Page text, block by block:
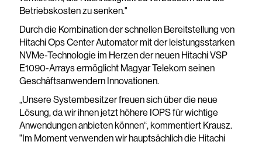
Betriebskosten zu senken."
Durch die Kombination der schnellen Bereitstellung von
Hitachi Ops Center Automator mit der leistungsstarken
NVMe-Technologie im Herzen der neuen Hitachi VSP
E1090-Arrays ermöglicht Magyar Telekom seinen
Geschäftsanwendern Innovationen.
„Unsere Systembesitzer freuen sich über die neue
Lösung, da wir ihnen jetzt höhere IOPS für wichtige
Anwendungen anbieten können“, kommentiert Krausz.
"Im Moment verwenden wir hauptsächlich die Hitachi